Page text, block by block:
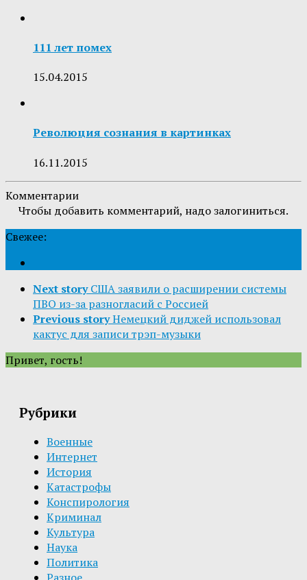
111 лет помех
15.04.2015
Революция сознания в картинках
16.11.2015
Комментарии
Чтобы добавить комментарий, надо залогиниться.
Свежее:
Next story США заявили о расширении системы
ПВО из-за разногласий с Россией
Previous storyНемецкий диджей использовал
кактус для записи трэп-музыки
Привет, гость!
Рубрики
Военные
Интернет
История
Катастрофы
Конспирология
Криминал
Культура
Наука
Политика